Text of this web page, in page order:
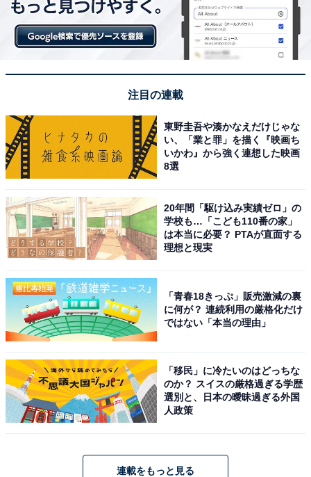
注目の連載
東野圭吾や湊かなえだけじゃな
い、「業と罪」を描く『映画ち
いかわ』から強く連想した映画
8選
20年間「駆け込み実績ゼロ」の
学校も…「こども110番の家」
は本当に必要？ PTAが直面する
理想と現実
「青春18きっぷ」販売激減の裏
に何が？ 連続利用の厳格化だけ
ではない「本当の理由」
「移民」に冷たいのはどっちな
のか？ スイスの厳格過ぎる学歴
選別と、日本の曖昧過ぎる外国
人政策
連載をもっと見る